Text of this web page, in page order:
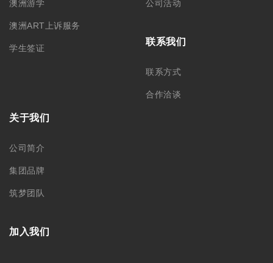
澳洲游学
澳洲ART上诉服务
学生签证
公司活动
联系我们
联系方式
合作洽谈
关于我们
公司简介
集团品牌
筑梦团队
加入我们